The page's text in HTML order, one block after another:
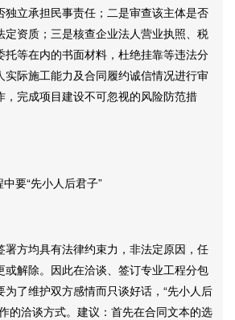
独立承担民事责任；二是审查该主体是否
定资质；三是核查企业法人营业执照、税
托等在内的书面材料，杜绝挂靠等违法分
实际施工能力及合同履约诚信情况进行审
，完成项目建设不可忽视的风险防范措
要“先小人后君子”
署方均具有法律约束力，非法定原因，任
或解除。因此在洽谈、签订专业工程分包
了维护双方感情而只谈好话，“先小人后
的洽谈方式。建议：首先在合同文本的选